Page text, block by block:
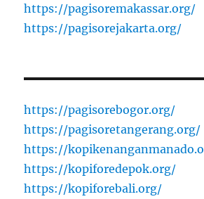
https://pagisoremakassar.org/
https://pagisorejakarta.org/
https://pagisorebogor.org/
https://pagisoretangerang.org/
https://
https://kopiforedepok.org/
https://kopiforebali.org/